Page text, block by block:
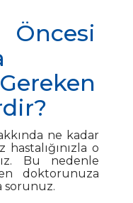
ne kadar
o
Bu nedenle
doktorunuza
sorunuz.